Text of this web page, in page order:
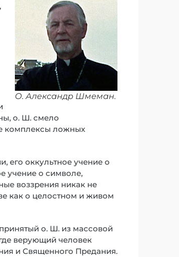
О. Александр Шмеман.
о. Ш. смело
комплексы ложных
его оккультное учение о
учение о символе,
воззрения никак не
как о целостном и живом
о. Ш. из массовой
верующий человек
и Священного Предания.